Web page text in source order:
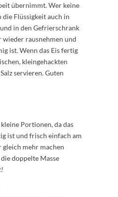
übernimmt. Wer keine
die Flüssigkeit auch in
in den Gefrierschrank
wieder rausnehmen und
ist. Wenn das Eis fertig
kleingehackten
servieren. Guten
Portionen, da das
ist und frisch einfach am
gleich mehr machen
doppelte Masse